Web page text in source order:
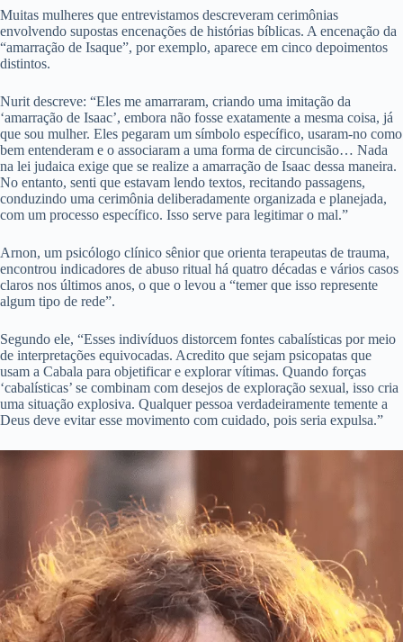
Muitas mulheres que entrevistamos descreveram cerimônias
envolvendo supostas encenações de histórias bíblicas. A encenação da
“amarração de Isaque”, por exemplo, aparece em cinco depoimentos
distintos.
Nurit descreve: “Eles me amarraram, criando uma imitação da
‘amarração de Isaac’, embora não fosse exatamente a mesma coisa, já
que sou mulher. Eles pegaram um símbolo específico, usaram-no como
bem entenderam e o associaram a uma forma de circuncisão… Nada
na lei judaica exige que se realize a amarração de Isaac dessa maneira.
No entanto, senti que estavam lendo textos, recitando passagens,
conduzindo uma cerimônia deliberadamente organizada e planejada,
com um processo específico. Isso serve para legitimar o mal.”
Arnon, um psicólogo clínico sênior que orienta terapeutas de trauma,
encontrou indicadores de abuso ritual há quatro décadas e vários casos
claros nos últimos anos, o que o levou a “temer que isso represente
algum tipo de rede”.
Segundo ele, “Esses indivíduos distorcem fontes cabalísticas por meio
de interpretações equivocadas. Acredito que sejam psicopatas que
usam a Cabala para objetificar e explorar vítimas. Quando forças
‘cabalísticas’ se combinam com desejos de exploração sexual, isso cria
uma situação explosiva. Qualquer pessoa verdadeiramente temente a
Deus deve evitar esse movimento com cuidado, pois seria expulsa.”